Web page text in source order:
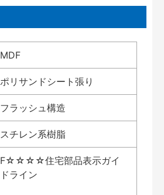
MDF
ポリサンドシート張り
フラッシュ構造
スチレン系樹脂
F☆☆☆☆住宅部品表示ガイ
ドライン